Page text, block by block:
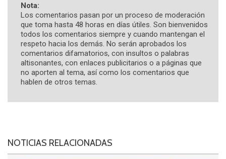
Nota:
Los comentarios pasan por un proceso de moderación
que toma hasta 48 horas en días útiles. Son bienvenidos
todos los comentarios siempre y cuando mantengan el
respeto hacia los demás. No serán aprobados los
comentarios difamatorios, con insultos o palabras
altisonantes, con enlaces publicitarios o a páginas que
no aporten al tema, así como los comentarios que
hablen de otros temas.
NOTICIAS RELACIONADAS